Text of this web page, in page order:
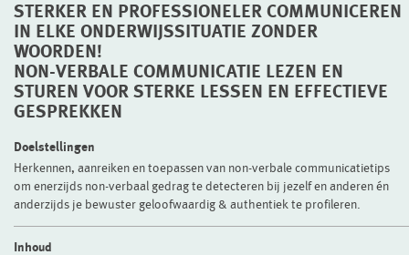
e
g
o
n
STERKER EN PROFESSIONELER COMMUNICEREN
IN ELKE ONDERWIJSSITUATIE ZONDER
WOORDEN!
NON-VERBALE COMMUNICATIE LEZEN EN
STUREN VOOR STERKE LESSEN EN EFFECTIEVE
GESPREKKEN
Doelstellingen
Herkennen, aanreiken en toepassen van non-verbale communicatietips
om enerzijds non-verbaal gedrag te detecteren bij jezelf en anderen én
anderzijds je bewuster geloofwaardig & authentiek te profileren.
Inhoud